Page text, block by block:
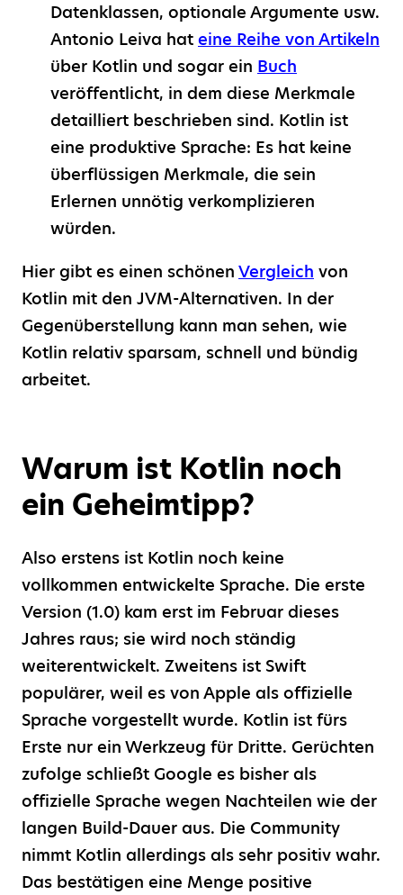
Datenklassen, optionale Argumente usw.
Antonio Leiva hat eine Reihe von Artikeln
über Kotlin und sogar ein Buch
veröffentlicht, in dem diese Merkmale
detailliert beschrieben sind. Kotlin ist
eine produktive Sprache: Es hat keine
überflüssigen Merkmale, die sein
Erlernen unnötig verkomplizieren
würden.
Hier gibt es einen schönen Vergleich von
Kotlin mit den JVM-Alternativen. In der
Gegenüberstellung kann man sehen, wie
Kotlin relativ sparsam, schnell und bündig
arbeitet.
Warum ist Kotlin noch
ein Geheimtipp?
Also erstens ist Kotlin noch keine
vollkommen entwickelte Sprache. Die erste
Version (1.0) kam erst im Februar dieses
Jahres raus; sie wird noch ständig
weiterentwickelt. Zweitens ist Swift
populärer, weil es von Apple als offizielle
Sprache vorgestellt wurde. Kotlin ist fürs
Erste nur ein Werkzeug für Dritte. Gerüchten
zufolge schließt Google es bisher als
offizielle Sprache wegen Nachteilen wie der
langen Build-Dauer aus. Die Community
nimmt Kotlin allerdings als sehr positiv wahr.
Das bestätigen eine Menge positive